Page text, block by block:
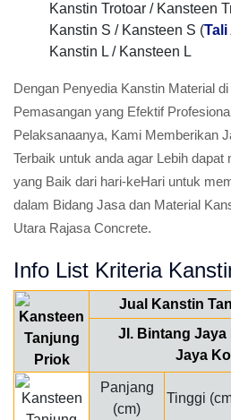
Kanstin Trotoar / Kansteen
Kanstin S / Kansteen S (Tali
Kanstin L / Kansteen L
Dengan Penyedia Kanstin Material
Pemasangan yang Efektif
Pelaksanaanya, Kami Memberikan
Terbaik untuk anda agar Lebih
yang Baik dari hari-keHari untuk
dalam Bidang Jasa dan Material
Utara Rajasa Concrete.
Info List Kriteria
Jual Kanstin
Jl. Bintang Jaya
Jaya
Panjang
(cm)
Tinggi